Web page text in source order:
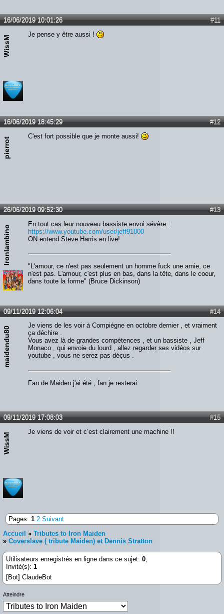
#11
16/06/2019 10:01:26
WissM
Je pense y être aussi !
#12
16/06/2019 18:45:29
pierrot
C'est fort possible que je monte aussi!
#13
26/06/2019 09:52:30
Ironlambino
En tout cas leur nouveau bassiste envoi sévère :
https://www.youtube.com/user/jeff91800
ON entend Steve Harris en live!
"L'amour, ce n'est pas seulement un homme fuck une amie, ce
n'est pas. L'amour, c'est plus en bas, dans la tête, dans le coeur,
dans toute la forme" (Bruce Dickinson)
#14
09/11/2019 12:06:04
maidendu80
Je viens de les voir à Compiégne en octobre dernier , et vraiment
ça déchire .
Vous avez là de grandes compétences , et un bassiste , Jeff
Monaco , qui envoie du lourd , allez regarder ses vidéos sur
youtube , vous ne serez pas déçus .
Fan de Maiden j'ai été , fan je resterai
#15
09/11/2019 17:08:03
WissM
Je viens de voir et c’est clairement une machine !!
Pages: 1 2 Suivant
Accueil » Tributes to Iron Maiden
» Coverslave ( tribute Maiden) et Dennis Stratton
Utilisateurs enregistrés en ligne dans ce sujet: 0,
Invité(s): 1
[Bot] ClaudeBot
Atteindre